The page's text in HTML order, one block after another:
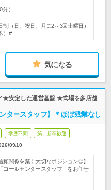
）
（日、祝日、月に2～3回土曜日）
）#…
気になる
★安定した運営基盤 ★式場を多店舗
タースタッフ】＊ほぼ残業なし
学歴不問 第二新卒歓迎
09/10
頼関係を築く大切なポジション◎】
コールセンタースタッフ」をお任せ